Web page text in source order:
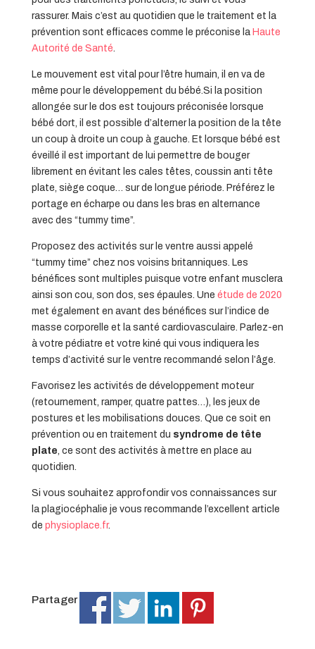
rassurer. Mais c’est au quotidien que le traitement et la
prévention sont efficaces comme le préconise la Haute
Autorité de Santé
Le mouvement est vital pour l’être humain, il en va de
même pour le développement du bébé.Si la position
allongée sur le dos est toujours préconisée lorsque
bébé dort, il est possible d’alterner la position de la tête
un coup à droite un coup à gauche. Et lorsque bébé est
éveillé il est important de lui permettre de bouger
librement en évitant les cales têtes, coussin anti tête
plate, siège coque… sur de longue période. Préférez le
portage en écharpe ou dans les bras en alternance
avec des “tummy time”.
Proposez des activités sur le ventre aussi appelé
“tummy time” chez nos voisins britanniques. Les
bénéfices sont multiples puisque votre enfant musclera
ainsi son cou, son dos, ses épaules. Une étude de 2020
met également en avant des bénéfices sur l’indice de
masse corporelle et la santé cardiovasculaire. Parlez-en
à votre pédiatre et votre kiné qui vous indiquera les
temps d’activité sur le ventre recommandé selon l’âge.
Favorisez les activités de développement moteur
(retournement, ramper, quatre pattes…), les jeux de
postures et les mobilisations douces. Que ce soit en
prévention ou en traitement du syndrome de tête
plate , ce sont des activités à mettre en place au
quotidien.
Si vous souhaitez approfondir vos connaissances sur
la plagiocéphalie je vous recommande l’excellent article
de physioplace.fr.
Partager